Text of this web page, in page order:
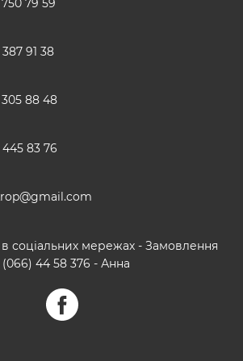
79 59
91 38
88 48
83 76
соціальних мережах - Замовлення
44 58 376 - Анна